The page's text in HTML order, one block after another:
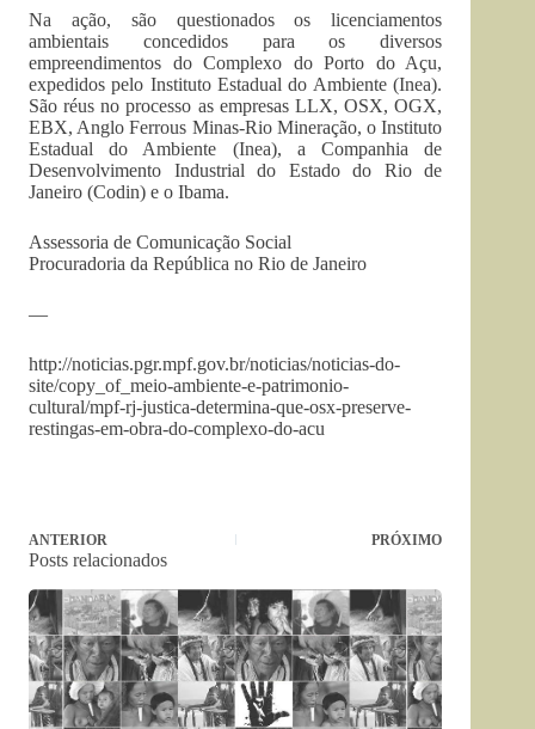
Na ação, são questionados os licenciamentos
ambientais concedidos para os diversos
empreendimentos do Complexo do Porto do Açu,
expedidos pelo Instituto Estadual do Ambiente (Inea).
São réus no processo as empresas LLX, OSX, OGX,
EBX, Anglo Ferrous Minas-Rio Mineração, o Instituto
Estadual do Ambiente (Inea), a Companhia de
Desenvolvimento Industrial do Estado do Rio de
Janeiro (Codin) e o Ibama.
Assessoria de Comunicação Social
Procuradoria da República no Rio de Janeiro
—
http://noticias.pgr.mpf.gov.br/noticias/noticias-do-
site/copy_of_meio-ambiente-e-patrimonio-
cultural/mpf-rj-justica-determina-que-osx-preserve-
restingas-em-obra-do-complexo-do-acu
ANTERIOR PRÓXIMO
Posts relacionados